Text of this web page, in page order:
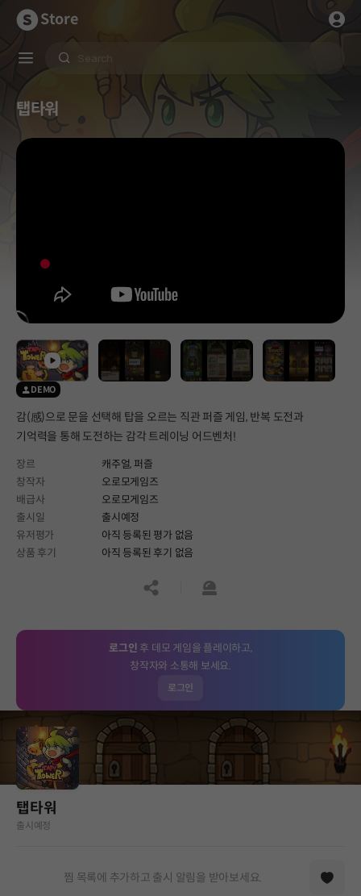
Store
탭타워
DEMO
감(感)으로 문을 선택해 탑을 오르는 직관 퍼즐 게임, 반복 도전과
기억력을 통해 도전하는 감각 트레이닝 어드벤처!
장르 캐주얼,퍼즐
창작자
오로모게임즈
배급사
오로모게임즈
출시일
출시예정
유저평가
아직 등록된 평가 없음
상품 후기
아직 등록된 후기 없음
공유하기신고하기
로그인 후 데모 게임을 플레이하고,
창작자와 소통해 보세요.
로그인
탭타워
출시예정
찜 목록에 추가하고 출시 알림을 받아보세요.